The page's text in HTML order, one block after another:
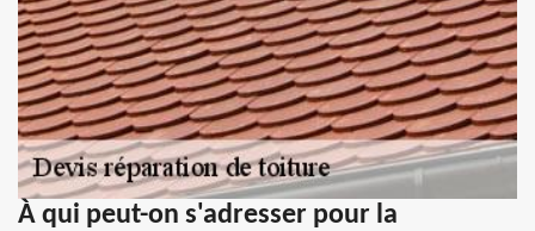
À qui peut-on s'adresser pour la